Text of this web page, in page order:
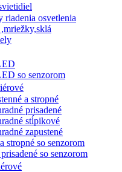
riadenia osvetlenia
so senzorom
a stropné
prisadené
stĺpikové
zapustené
stropné so senzorom
so senzorom